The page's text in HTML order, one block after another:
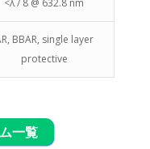
<λ / 8 @ 632.8 nm
BBAR, single layer
protective
一覧